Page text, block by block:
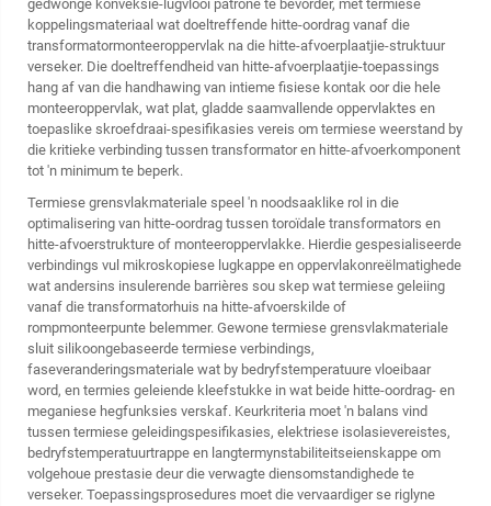
gedwonge konveksie-lugvlooi patrone te bevorder, met termiese
koppelingsmateriaal wat doeltreffende hitte-oordrag vanaf die
transformatormonteeroppervlak na die hitte-afvoerplaatjie-struktuur
verseker. Die doeltreffendheid van hitte-afvoerplaatjie-toepassings
hang af van die handhawing van intieme fisiese kontak oor die hele
monteeroppervlak, wat plat, gladde saamvallende oppervlaktes en
toepaslike skroefdraai-spesifikasies vereis om termiese weerstand by
die kritieke verbinding tussen transformator en hitte-afvoerkomponent
tot 'n minimum te beperk.
Termiese grensvlakmateriale speel 'n noodsaaklike rol in die
optimalisering van hitte-oordrag tussen toroïdale transformators en
hitte-afvoerstrukture of monteeroppervlakke. Hierdie gespesialiseerde
verbindings vul mikroskopiese lugkappe en oppervlakonreëlmatighede
wat andersins insulerende barrières sou skep wat termiese geleiing
vanaf die transformatorhuis na hitte-afvoerskilde of
rompmonteerpunte belemmer. Gewone termiese grensvlakmateriale
sluit silikoongebaseerde termiese verbindings,
faseveranderingsmateriale wat by bedryfstemperatuure vloeibaar
word, en termies geleiende kleefstukke in wat beide hitte-oordrag- en
meganiese hegfunksies verskaf. Keurkriteria moet 'n balans vind
tussen termiese geleidingspesifikasies, elektriese isolasievereistes,
bedryfstemperatuurtrappe en langtermynstabiliteitseienskappe om
volgehoue prestasie deur die verwagte diensomstandighede te
verseker. Toepassingsprosedures moet die vervaardiger se riglyne